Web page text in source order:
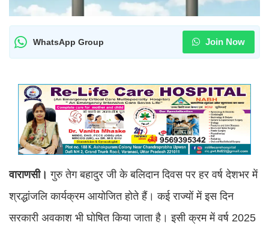
WhatsApp Group Join Now
वाराणसी।गुरु तेग बहादुर जी के बलिदान दिवस पर हर वर्ष देशभर में
श्रद्धांजलि कार्यक्रम आयोजित होते हैं। कई राज्यों में इस दिन
सरकारी अवकाश भी घोषित किया जाता है। इसी क्रम में वर्ष 2025